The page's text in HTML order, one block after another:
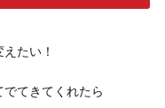
たい！
てきてくれたら